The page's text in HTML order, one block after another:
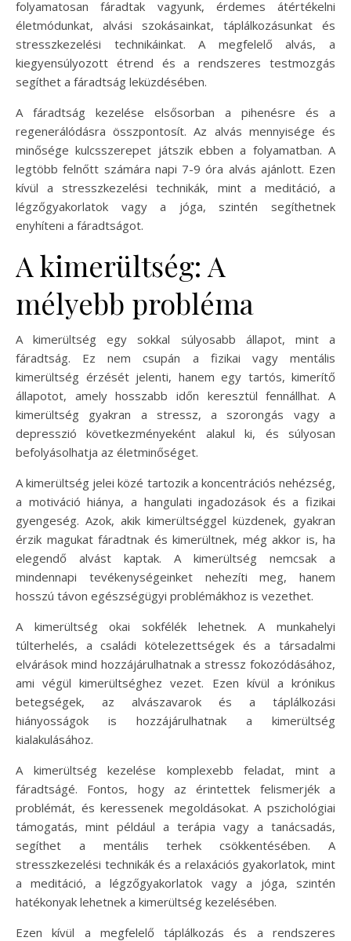
folyamatosan fáradtak vagyunk, érdemes átértékelni
életmódunkat, alvási szokásainkat, táplálkozásunkat és
stresszkezelési technikáinkat. A megfelelő alvás, a
kiegyensúlyozott étrend és a rendszeres testmozgás
segíthet a fáradtság leküzdésében.
A fáradtság kezelése elsősorban a pihenésre és a
regenerálódásra összpontosít. Az alvás mennyisége és
minősége kulcsszerepet játszik ebben a folyamatban. A
legtöbb felnőtt számára napi 7-9 óra alvás ajánlott. Ezen
kívül a stresszkezelési technikák, mint a meditáció, a
légzőgyakorlatok vagy a jóga, szintén segíthetnek
enyhíteni a fáradtságot.
A kimerültség: A
mélyebb probléma
A kimerültség egy sokkal súlyosabb állapot, mint a
fáradtság. Ez nem csupán a fizikai vagy mentális
kimerültség érzését jelenti, hanem egy tartós, kimerítő
állapotot, amely hosszabb időn keresztül fennállhat. A
kimerültség gyakran a stressz, a szorongás vagy a
depresszió következményeként alakul ki, és súlyosan
befolyásolhatja az életminőséget.
A kimerültség jelei közé tartozik a koncentrációs nehézség,
a motiváció hiánya, a hangulati ingadozások és a fizikai
gyengeség. Azok, akik kimerültséggel küzdenek, gyakran
érzik magukat fáradtnak és kimerültnek, még akkor is, ha
elegendő alvást kaptak. A kimerültség nemcsak a
mindennapi tevékenységeinket nehezíti meg, hanem
hosszú távon egészségügyi problémákhoz is vezethet.
A kimerültség okai sokfélék lehetnek. A munkahelyi
túlterhelés, a családi kötelezettségek és a társadalmi
elvárások mind hozzájárulhatnak a stressz fokozódásához,
ami végül kimerültséghez vezet. Ezen kívül a krónikus
betegségek, az alvászavarok és a táplálkozási
hiányosságok is hozzájárulhatnak a kimerültség
kialakulásához.
A kimerültség kezelése komplexebb feladat, mint a
fáradtságé. Fontos, hogy az érintettek felismerjék a
problémát, és keressenek megoldásokat. A pszichológiai
támogatás, mint például a terápia vagy a tanácsadás,
segíthet a mentális terhek csökkentésében. A
stresszkezelési technikák és a relaxációs gyakorlatok, mint
a meditáció, a légzőgyakorlatok vagy a jóga, szintén
hatékonyak lehetnek a kimerültség kezelésében.
Ezen kívül a megfelelő táplálkozás és a rendszeres